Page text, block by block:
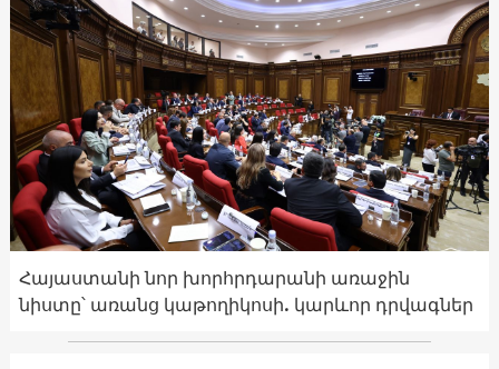
Հայաստանի նոր խորհրդարանի առաջին
նիստը՝ առանց կաթողիկոսի. կարևոր դրվագներ